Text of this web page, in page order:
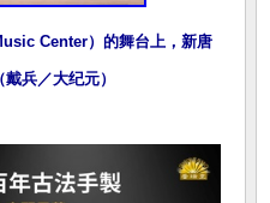
Center）的舞台上，新唐
兵／大纪元）